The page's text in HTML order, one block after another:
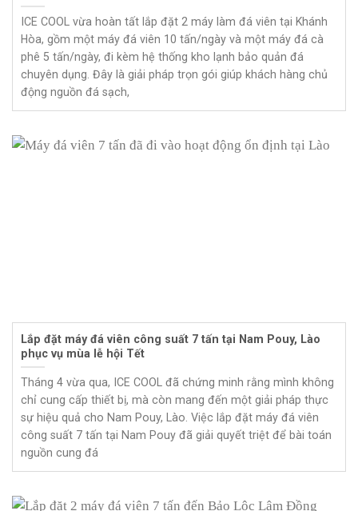
ICE COOL vừa hoàn tất lắp đặt 2 máy làm đá viên tại Khánh
Hòa, gồm một máy đá viên 10 tấn/ngày và một máy đá cà
phê 5 tấn/ngày, đi kèm hệ thống kho lạnh bảo quản đá
chuyên dụng. Đây là giải pháp trọn gói giúp khách hàng chủ
động nguồn đá sạch,
Lắp đặt máy đá viên công suất 7 tấn tại Nam Pouy, Lào
phục vụ mùa lễ hội Tết
Tháng 4 vừa qua, ICE COOL đã chứng minh rằng mình không
chỉ cung cấp thiết bị, mà còn mang đến một giải pháp thực
sự hiệu quả cho Nam Pouy, Lào. Việc lắp đặt máy đá viên
công suất 7 tấn tại Nam Pouy đã giải quyết triệt để bài toán
nguồn cung đá